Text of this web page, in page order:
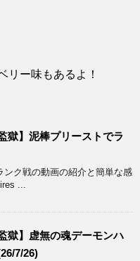
リー味もあるよ！
獄】泥棒プリーストでラ
ンク戦の動画の紹介と簡単な感
...
獄】虚無の魂デーモンハ
7/26)